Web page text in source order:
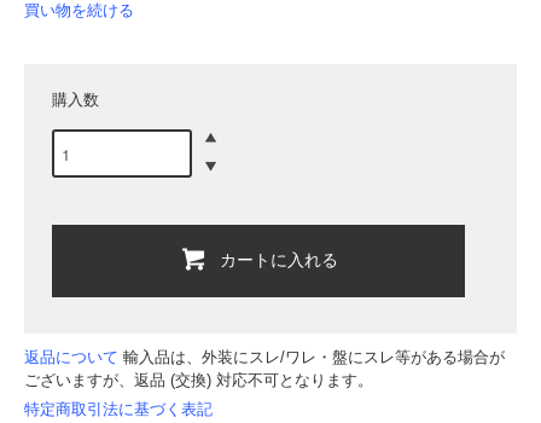
買い物を続ける
購入数
カートに入れる
返品について 輸入品は、外装にスレ/ワレ・盤にスレ等がある場合が
ございますが、返品 (交換) 対応不可となります。
特定商取引法に基づく表記